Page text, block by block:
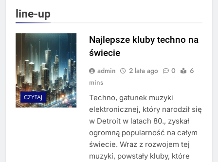
line-up
CZYTAJ
Najlepsze kluby techno na
świecie
admin 2 lata ago 0
6
mins
Techno, gatunek muzyki
elektronicznej, który narodził się
w Detroit w latach 80., zyskał
ogromną popularność na całym
świecie. Wraz z rozwojem tej
muzyki, powstały kluby, które